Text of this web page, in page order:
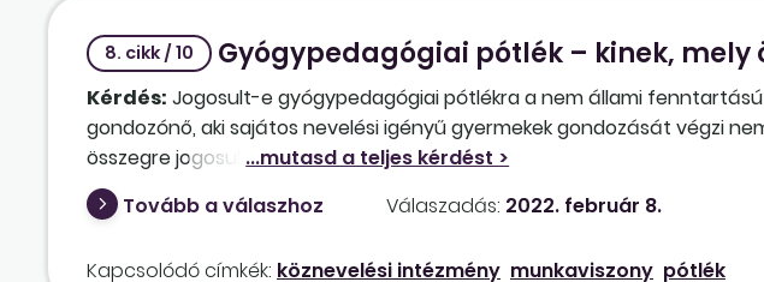
8. cikk / 10 Gyógypedagógiai pótlék – kinek, mely
Kérdés: Jogosult-e gyógypedagógiai pótlékra a nem állami
gondozónő, aki sajátos nevelési igényű gyermekek gondozását végzi
összegre jogosult?
Tovább a válaszhoz
Válaszadás: 2022. február 8.
Kapcsolódó címkék: köznevelési intézmény munkaviszony pótlék